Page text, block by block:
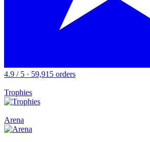
4.9 / 5 · 59,915 orders
Trophies
Arena